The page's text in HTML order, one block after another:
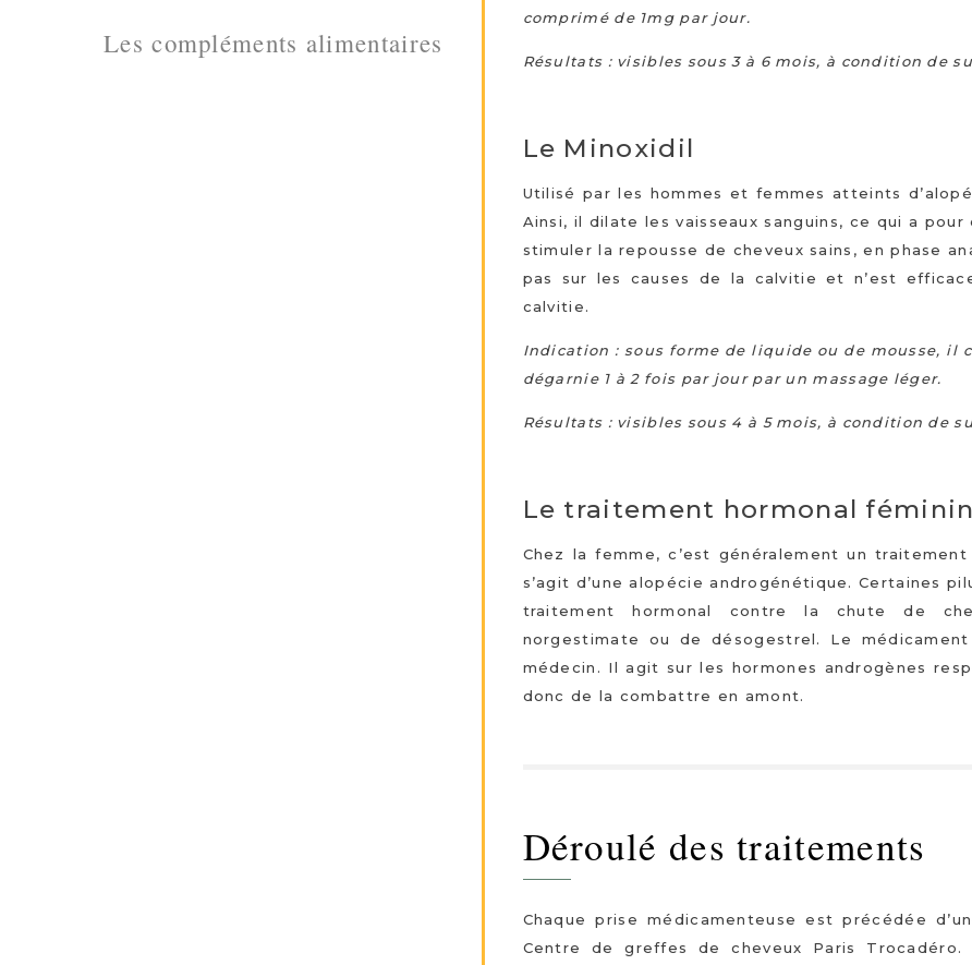
Les compléments alimentaires
comprimé de 1mg par jour.
Résultats : visibles sous 3 à 6 mois, à condition de
Le Minoxidil
Utilisé par les hommes et femmes atteints
Ainsi, il dilate les vaisseaux sanguins, ce qui a
stimuler la repousse de cheveux sains, en phase
pas sur les causes de la calvitie et n’est
calvitie.
Indication : sous forme de liquide ou de mousse, il
dégarnie 1 à 2 fois par jour par un massage léger.
Résultats : visibles sous 4 à 5 mois, à condition de
Le traitement hormonal féminin
Chez la femme, c’est généralement un
s’agit d’une alopécie androgénétique. Certaines
traitement hormonal contre la chute de
norgestimate ou de désogestrel. Le
médecin. Il agit sur les hormones androgènes
donc de la combattre en amont.
Déroulé des traitements
Chaque prise médicamenteuse est précédée
Centre de greffes de cheveux Paris